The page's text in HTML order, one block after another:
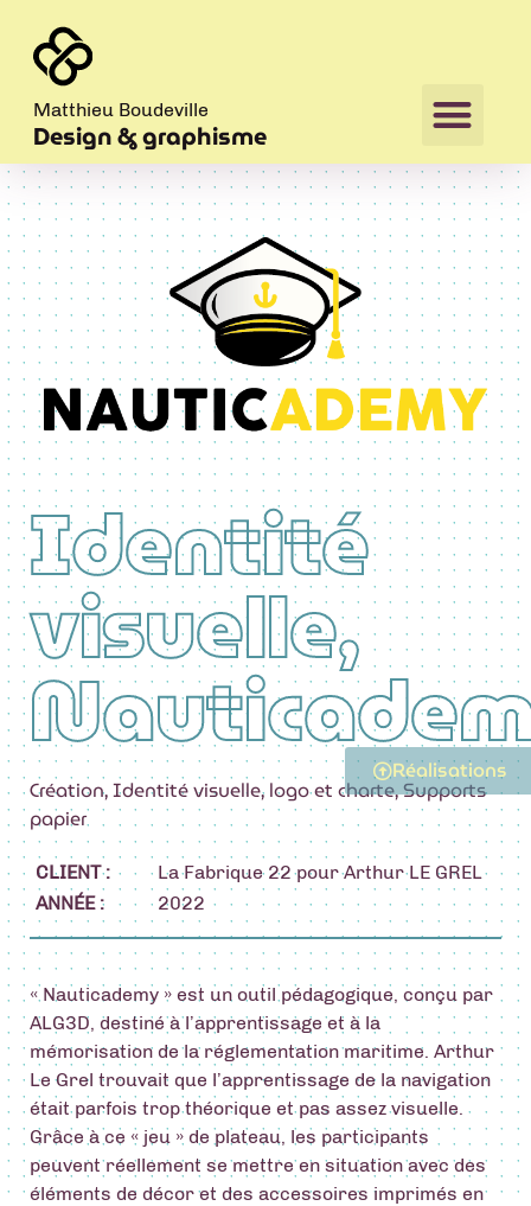
Matthieu Boudeville
Design & graphisme
Identité
visuelle,
Création,Identité visuelle, logo et charte,Supports
papier
CLIENT :
La Fabrique 22 pour Arthur LE GREL
ANNÉE :
2022
« Nauticademy » est un outil pédagogique, conçu par
ALG3D, destiné à l’apprentissage et à la
mémorisation de la réglementation maritime. Arthur
Le Grel trouvait que l’apprentissage de la navigation
était parfois trop théorique et pas assez visuelle.
Grâce à ce « jeu » de plateau, les participants
peuvent réellement se mettre en situation avec des
éléments de décor et des accessoires imprimés en
Réalisations